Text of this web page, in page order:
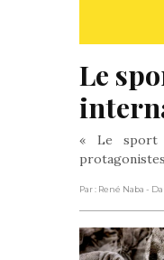
Le
« Le sport
Par : René Naba -